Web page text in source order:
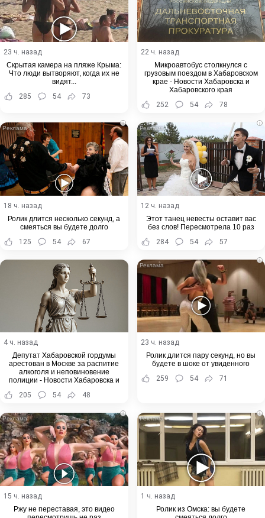
23 ч. назад
Скрытая камера на пляже Крыма:
Что люди вытворяют, когда их не
видят...
285
54 73
22 ч. назад
Микроавтобус столкнулся с
грузовым поездом в Хабаровском
крае - Новости Хабаровска и
Хабаровского края
252
54 78
i
18 ч. назад
Ролик длится несколько секунд, а
смеяться вы будете долго
125
54 67
i
12 ч. назад
Этот танец невесты оставит вас
без слов! Пересмотрела 10 раз
284
54 57
4 ч. назад
Депутат Хабаровской гордумы
арестован в Москве за распитие
алкоголя и неповиновение
полиции - Новости Хабаровска и
205 54 48
i
23 ч. назад
Ролик длится пару секунд, но вы
будете в шоке от увиденного
259
54 71
i
15 ч. назад
Ржу не переставая, это видео
i
1 ч. назад
Ролик из Омска: вы будете